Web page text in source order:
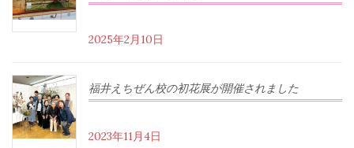
2025年2月10日
福井えちぜん校の初花展が開催されました
2023年11月4日